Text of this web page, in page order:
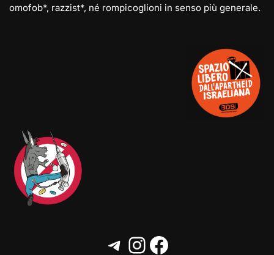
omofob*, razzist*, né rompicoglioni in senso più generale.